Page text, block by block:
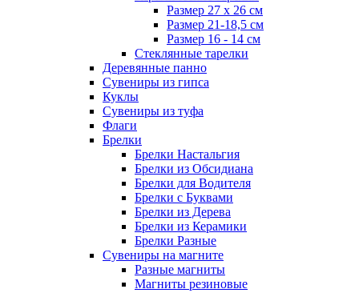
Размер 27 х 26 см
Размер 21-18,5 см
Размер 16 - 14 см
Стеклянные тарелки
Деревянные панно
Сувениры из гипса
Куклы
Сувениры из туфа
Флаги
Брелки
Брелки Настальгия
Брелки из Обсидиана
Брелки для Водителя
Брелки с Буквами
Брелки из Дерева
Брелки из Керамики
Брелки Разные
Сувениры на магните
Разные магниты
Магниты резиновые